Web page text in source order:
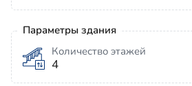
Параметры здания
Количество этажей
4